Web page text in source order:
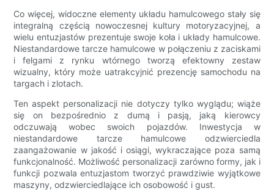
Co więcej, widoczne elementy układu hamulcowego stały się
integralną częścią nowoczesnej kultury motoryzacyjnej, a
wielu entuzjastów prezentuje swoje koła i układy hamulcowe.
Niestandardowe tarcze hamulcowe w połączeniu z zaciskami
i felgami z rynku wtórnego tworzą efektowny zestaw
wizualny, który może uatrakcyjnić prezencję samochodu na
targach i zlotach.
Ten aspekt personalizacji nie dotyczy tylko wyglądu; wiąże
się on bezpośrednio z dumą i pasją, jaką kierowcy
odczuwają wobec swoich pojazdów. Inwestycja w
niestandardowe tarcze hamulcowe odzwierciedla
zaangażowanie w jakość i osiągi, wykraczające poza samą
funkcjonalność. Możliwość personalizacji zarówno formy, jak i
funkcji pozwala entuzjastom tworzyć prawdziwie wyjątkowe
maszyny, odzwierciedlające ich osobowość i gust.